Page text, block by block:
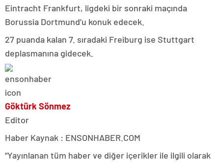
Eintracht Frankfurt, ligdeki bir sonraki maçında
Borussia Dortmund’u konuk edecek.
27 puanda kalan 7. sıradaki Freiburg ise Stuttgart
deplasmanına gidecek.
Göktürk Sönmez
Editor
Haber Kaynak : ENSONHABER.COM
“Yayınlanan tüm haber ve diğer içerikler ile ilgili olarak